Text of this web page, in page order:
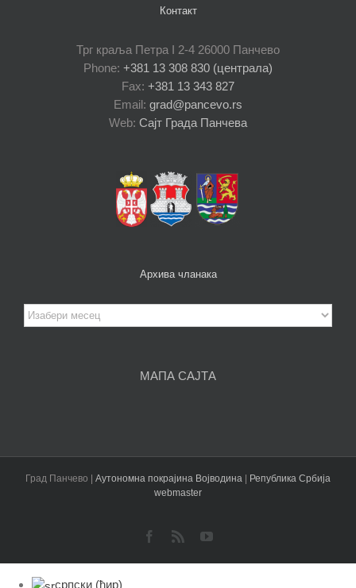
Контакт
Трг краља Петра I 2-4 26000 Панчево
Phone: +381 13 308 830 (централа)
Fax: +381 13 343 827
Email: grad@pancevo.rs
Web: Сајт Града Панчева
Архива чланака
Архива
чланака
МАПА САЈТА
Град Панчево | Аутономна покрајина Војводина
Република Србија
webmaster
Facebook
Rss YouTube
српски (ћир)